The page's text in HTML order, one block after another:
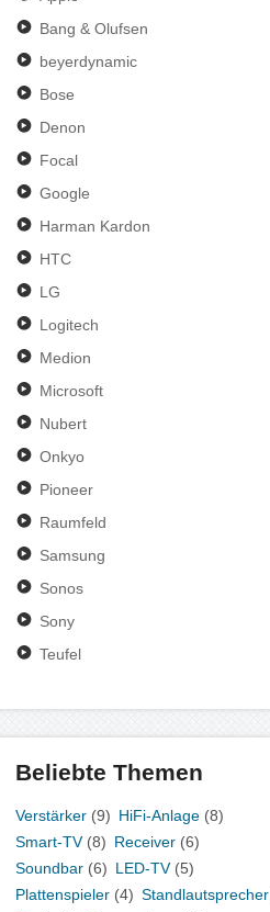
Bang & Olufsen
beyerdynamic
Bose
Denon
Focal
Google
Harman Kardon
HTC
LG
Logitech
Medion
Microsoft
Nubert
Onkyo
Pioneer
Raumfeld
Samsung
Sonos
Sony
Teufel
Beliebte Themen
Verstärker (9) HiFi-Anlage (8)
Smart-TV (8) Receiver (6)
Soundbar (6) LED-TV (5)
Plattenspieler (4) Standlautsprecher